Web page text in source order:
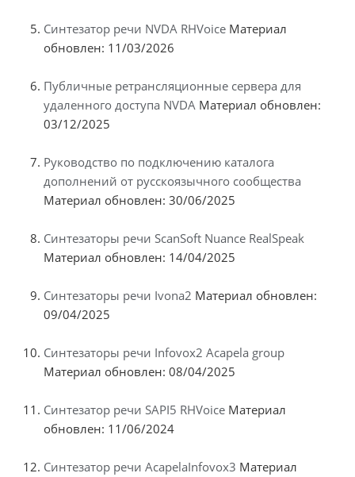
Синтезатор речи NVDA RHVoice Материал
обновлен: 11/03/2026
Публичные ретрансляционные сервера для
удаленного доступа NVDA Материал обновлен:
03/12/2025
Руководство по подключению каталога
дополнений от русскоязычного сообщества
Материал обновлен: 30/06/2025
Синтезаторы речи ScanSoft Nuance RealSpeak
Материал обновлен: 14/04/2025
Синтезаторы речи Ivona2 Материал обновлен:
09/04/2025
Синтезаторы речи Infovox2 Acapela group
Материал обновлен: 08/04/2025
Синтезатор речи SAPI5 RHVoice Материал
обновлен: 11/06/2024
Синтезатор речи AcapelaInfovox3 Материал